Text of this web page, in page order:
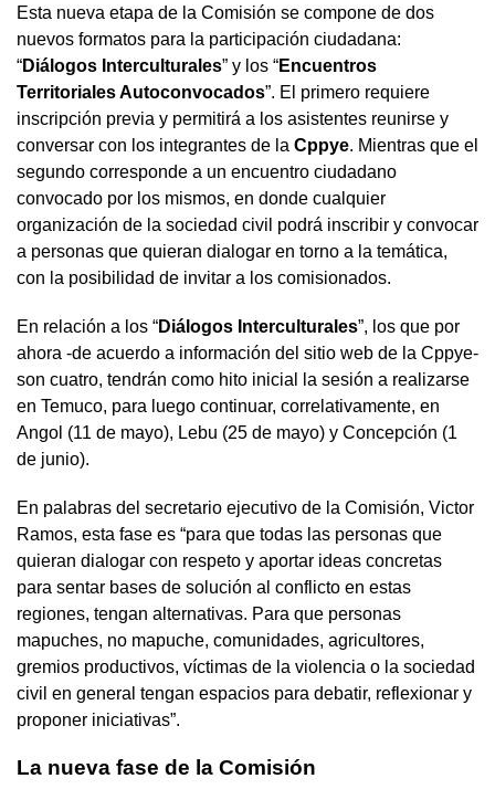
Esta nueva etapa de la Comisión se compone de dos
nuevos formatos para la participación ciudadana:
“Diálogos Interculturales” y los “Encuentros
Territoriales Autoconvocados”. El primero requiere
inscripción previa y permitirá a los asistentes reunirse y
conversar con los integrantes de la Cppye. Mientras que el
segundo corresponde a un encuentro ciudadano
convocado por los mismos, en donde cualquier
organización de la sociedad civil podrá inscribir y convocar
a personas que quieran dialogar en torno a la temática,
con la posibilidad de invitar a los comisionados.
En relación a los “Diálogos Interculturales”, los que por
ahora -de acuerdo a información del sitio web de la Cppye-
son cuatro, tendrán como hito inicial la sesión a realizarse
en Temuco, para luego continuar, correlativamente, en
Angol (11 de mayo), Lebu (25 de mayo) y Concepción (1
de junio).
En palabras del secretario ejecutivo de la Comisión, Victor
Ramos, esta fase es “para que todas las personas que
quieran dialogar con respeto y aportar ideas concretas
para sentar bases de solución al conflicto en estas
regiones, tengan alternativas. Para que personas
mapuches, no mapuche, comunidades, agricultores,
gremios productivos, víctimas de la violencia o la sociedad
civil en general tengan espacios para debatir, reflexionar y
proponer iniciativas”.
La nueva fase de la Comisión